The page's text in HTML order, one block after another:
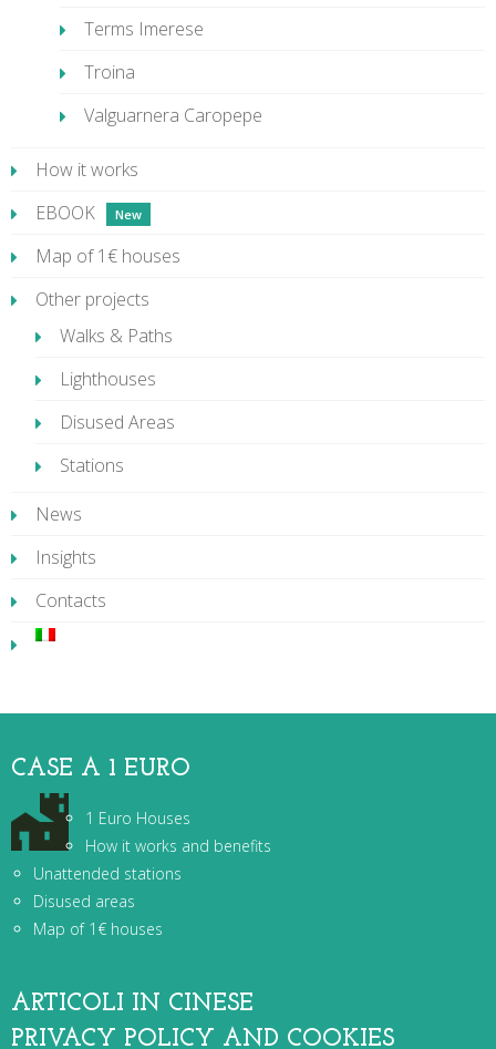
Terms Imerese
Troina
Valguarnera Caropepe
How it works
EBOOK
Map of 1€ houses
Other projects
Walks & Paths
Lighthouses
Disused Areas
Stations
News
Insights
Contacts
CASE A 1 EURO
1 Euro Houses
How it works and benefits
Unattended stations
Disused areas
Map of 1€ houses
ARTICOLI IN CINESE
PRIVACY POLICY AND COOKIES